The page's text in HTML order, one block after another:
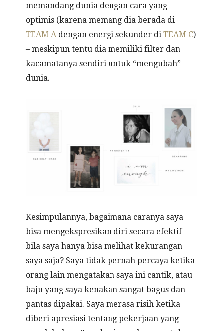
memandang dunia dengan cara yang
optimis (karena memang dia berada di
TEAM A dengan energi sekunder diTEAM C)
– meskipun tentu dia memiliki filter dan
kacamatanya sendiri untuk “mengubah”
dunia.
Kesimpulannya, bagaimana caranya saya
bisa mengekspresikan diri secara efektif
bila saya hanya bisa melihat kekurangan
saya saja? Saya tidak pernah percaya ketika
orang lain mengatakan saya ini cantik, atau
baju yang saya kenakan sangat bagus dan
pantas dipakai. Saya merasa risih ketika
diberi apresiasi tentang pekerjaan yang